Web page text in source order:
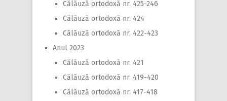
Călăuză ortodoxă nr. 425-246
Călăuză ortodoxă nr. 424
Călăuză ortodoxă nr. 422-423
Anul 2023
Călăuză ortodoxă nr. 421
Călăuză ortodoxă nr. 419-420
Călăuză ortodoxă nr. 417-418